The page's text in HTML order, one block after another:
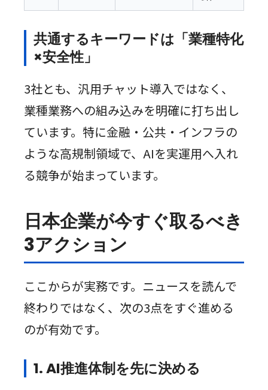
共通するキーワードは「業種特化
×安全性」
3社とも、汎用チャット導入ではなく、
業種業務への組み込みを明確に打ち出し
ています。特に金融・公共・インフラの
ような高規制領域で、AIを実運用へ入れ
る競争が始まっています。
日本企業が今すぐ取るべき
3アクション
ここからが実務です。ニュースを読んで
終わりではなく、次の3点をすぐ進める
のが有効です。
1. AI推進体制を先に決める